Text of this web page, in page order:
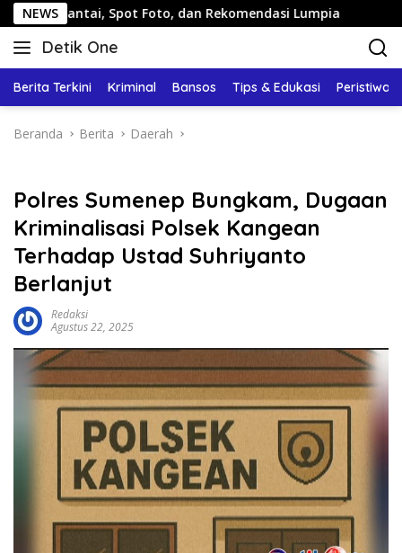
Langsung
ke
konten
NEWS
Spot Foto, dan Rekomendasi Lumpia Panduan
Detik One
Tajam
Fakta
Berita Terkini Kriminal Bansos Tips & Edukasi Peristiwa
Beranda Berita Daerah
Polres Sumenep Bungkam, Dugaan
Kriminalisasi Polsek Kangean
Terhadap Ustad Suhriyanto
Berlanjut
Redaksi
Agustus 22, 2025